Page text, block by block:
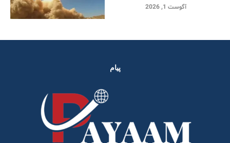
آگوست 1, 2026
پیام